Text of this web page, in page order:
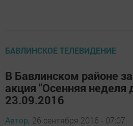
БАВЛИНСКОЕ ТЕЛЕВИДЕНИЕ
В Бавлинском районе
акция "Осенняя неделя
23.09.2016
Автор, 26 сентября 2016 - 07:07